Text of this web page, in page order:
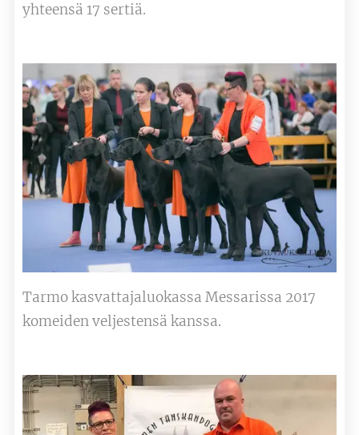
yhteensä 17 sertiä.
Tarmo kasvattajaluokassa Messarissa 2017
komeiden veljestensä kanssa.